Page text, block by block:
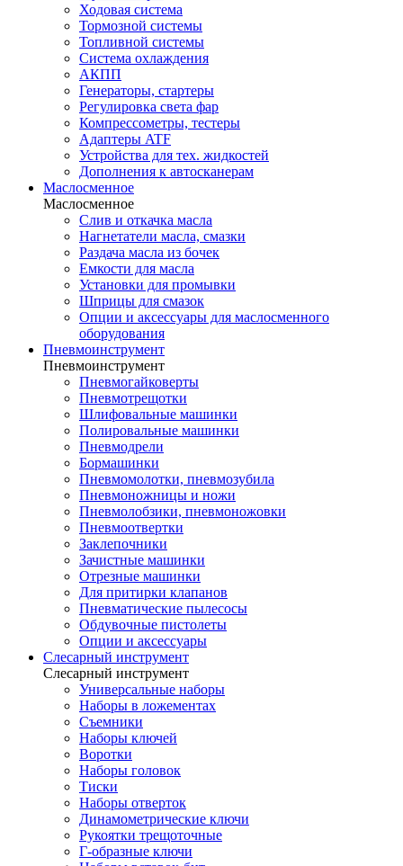
Ходовая система
Тормозной системы
Топливной системы
Система охлаждения
АКПП
Генераторы, стартеры
Регулировка света фар
Компрессометры, тестеры
Адаптеры ATF
Устройства для тех. жидкостей
Дополнения к автосканерам
Маслосменное
Маслосменное
Слив и откачка масла
Нагнетатели масла, смазки
Раздача масла из бочек
Емкости для масла
Установки для промывки
Шприцы для смазок
Опции и аксессуары для маслосменного
оборудования
Пневмоинструмент
Пневмоинструмент
Пневмогайковерты
Пневмотрещотки
Шлифовальные машинки
Полировальные машинки
Пневмодрели
Бормашинки
Пневмомолотки, пневмозубила
Пневмоножницы и ножи
Пневмолобзики, пневмоножовки
Пневмоотвертки
Заклепочники
Зачистные машинки
Отрезные машинки
Для притирки клапанов
Пневматические пылесосы
Обдувочные пистолеты
Опции и аксессуары
Слесарный инструмент
Слесарный инструмент
Универсальные наборы
Наборы в ложементах
Съемники
Наборы ключей
Воротки
Наборы головок
Тиски
Наборы отверток
Динамометрические ключи
Рукоятки трещоточные
Г-образные ключи